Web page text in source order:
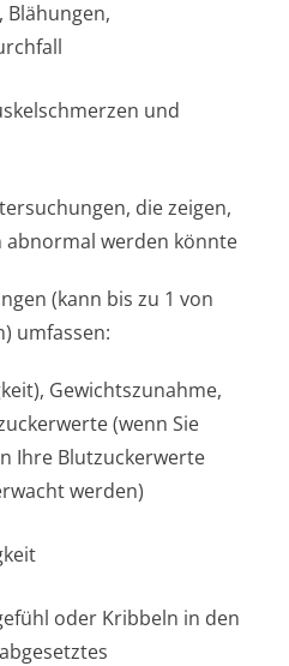
Blähungen,
und
die zeigen,
abnormal werden könnte
(kann bis zu 1 von
umfassen:
Gewichtszunahme,
(wenn Sie
Ihre Blutzuckerwerte
werden)
oder Kribbeln in den